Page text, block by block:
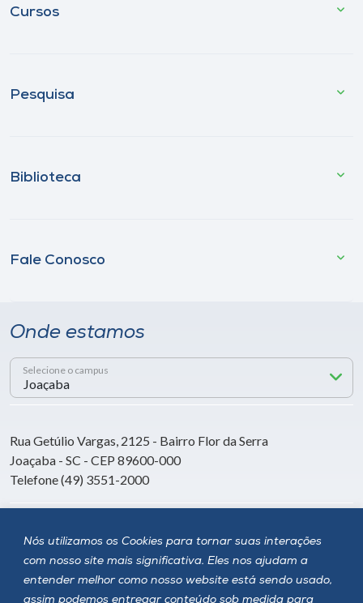
Nós utilizamos os Cookies para tornar suas interações
com nosso site mais significativa. Eles nos ajudam a
entender melhor como nosso website está sendo usado,
assim podemos entregar conteúdo sob medida para
Cursos
Pesquisa
Biblioteca
Fale Conosco
Onde estamos
Selecione o campus
Rua Getúlio Vargas, 2125 - Bairro Flor da Serra
Joaçaba - SC - CEP 89600-000
Telefone (49) 3551-2000
Siga a Unoesc